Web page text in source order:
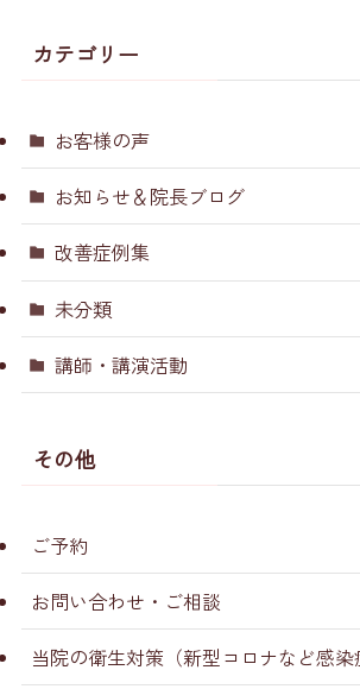
カテゴリー
お客様の声
お知らせ＆院長ブログ
改善症例集
未分類
講師・講演活動
その他
ご予約
お問い合わせ・ご相談
当院の衛生対策（新型コロナなど感染